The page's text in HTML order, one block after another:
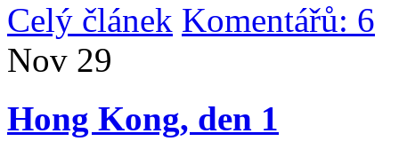
Celý článek Komentářů: 6
Nov 29
Hong Kong, den 1